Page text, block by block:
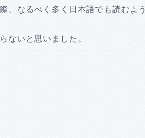
、なるべく多く日本語でも読むよう
ないと思いました。